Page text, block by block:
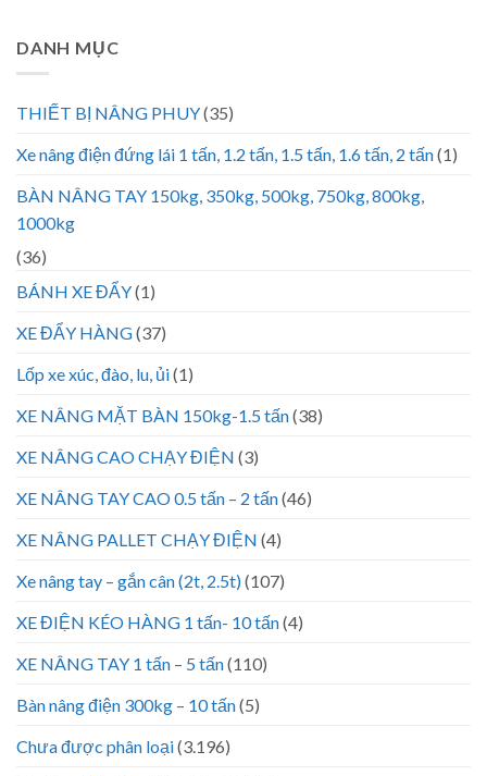
DANH MỤC
THIẾT BỊ NÂNG PHUY(35)
Xe nâng điện đứng lái 1 tấn, 1.2 tấn, 1.5 tấn, 1.6 tấn, 2 tấn(1)
BÀN NÂNG TAY 150kg, 350kg, 500kg, 750kg, 800kg,
1000kg
(36)
BÁNH XE ĐẨY(1)
XE ĐẨY HÀNG(37)
Lốp xe xúc, đào, lu, ủi(1)
XE NÂNG MẶT BÀN 150kg-1.5 tấn(38)
XE NÂNG CAO CHẠY ĐIỆN (3)
XE NÂNG TAY CAO 0.5 tấn – 2 tấn(46)
XE NÂNG PALLET CHẠY ĐIỆN (4)
Xe nâng tay – gắn cân (2t, 2.5t)(107)
XE ĐIỆN KÉO HÀNG 1 tấn- 10 tấn(4)
XE NÂNG TAY 1 tấn – 5 tấn(110)
Bàn nâng điện 300kg – 10 tấn(5)
Chưa được phân loại(3.196)